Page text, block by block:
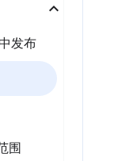
发布
围